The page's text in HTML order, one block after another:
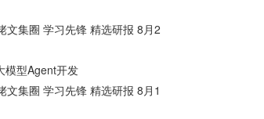
文集圈 学习先锋 精选研报 8月2
模型Agent开发
文集圈 学习先锋 精选研报 8月1